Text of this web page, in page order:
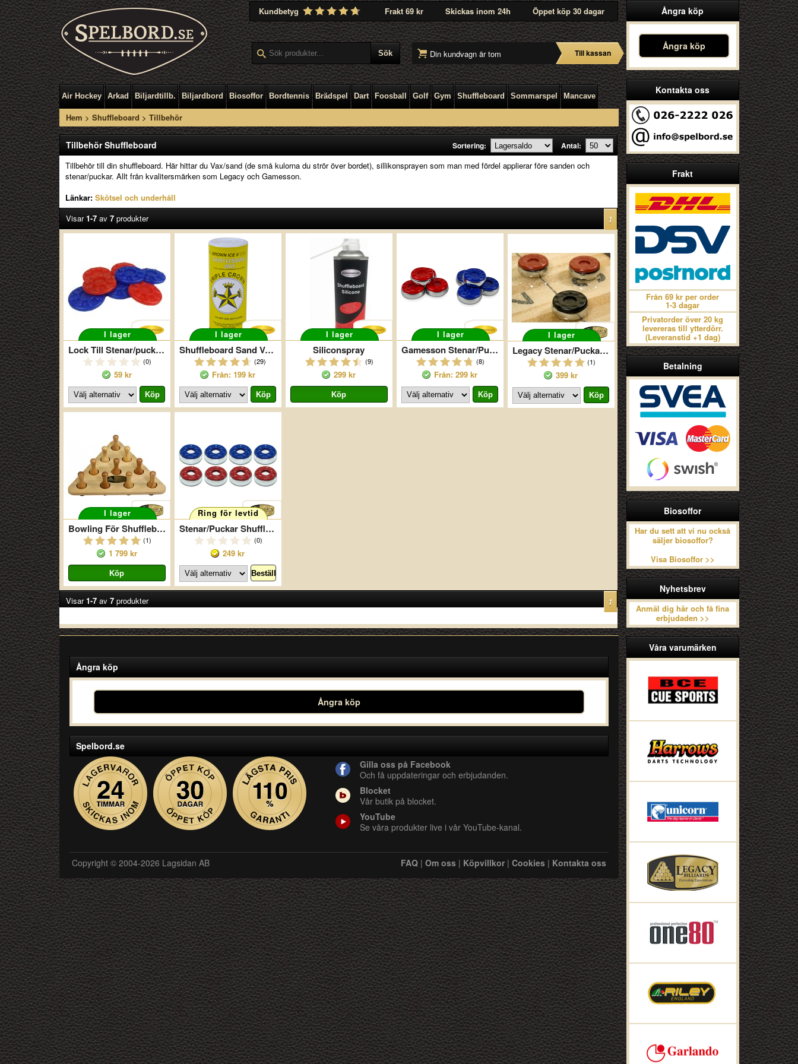
Kundbetyg Frakt 69 kr Skickas inom 24h Öppet köp 30 dagar
Din kundvagn är tom Till kassan
Air Hockey Arkad Biljardtillb. Biljardbord Biosoffor Bordtennis Brädspel Dart Foosball Golf Gym Shuffleboard Sommarspel Mancave
Hem > Shuffleboard > Tillbehör
Ångra köp
Ångra köp
Kontakta oss
Frakt
Från 69 kr per order
1-3 dagar
Privatorder över 20 kg
levereras till ytterdörr.
(Leveranstid +1 dag)
Betalning
Biosoffor
Har du sett att vi nu också
säljer biosoffor?
Visa Biosoffor >>
Nyhetsbrev
Anmäl dig här och få fina
erbjudaden >>
Våra varumärken
Tillbehör Shuffleboard Sortering: Antal:
Tillbehör till din shuffleboard. Här hittar du Vax/sand (de små kulorna du strör över bordet), sillikonsprayen som man med fördel applierar före sanden och
stenar/puckar. Allt från kvalitersmärken som Legacy och Gamesson.
Länkar: Skötsel och underhåll
Visar1-7av 7produkter 1
I lager
Lock Till Stenar/puckar Gamesson
(0)
59 kr
I lager
Shuffleboard Sand Vax Yellow Ice III
(29)
Från: 199 kr
I lager
Siliconspray
(9)
299 kr
I lager
Gamesson Stenar/Puckar Shuffleboard
(8)
Från: 299 kr
I lager
Legacy Stenar/Puckar Shuffleboard
(1)
399 kr
I lager
Bowling För Shuffleboard
(1)
1 799 kr
Ring för levtid
Stenar/Puckar Shuffleboard Small
(0)
249 kr
Visar1-7av 7produkter 1
Ångra köp
Ångra köp
Spelbord.se
Gilla oss på Facebook
Och få uppdateringar och erbjudanden.
Blocket
Vår butik på blocket.
YouTube
Se våra produkter live i vår YouTube-kanal.
Copyright © 2004-2026 Lagsidan AB FAQ| Om oss| Köpvillkor| Cookies| Kontakta oss